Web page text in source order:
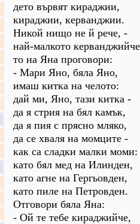
дето вървят кираджии,
кираджии, керванджии.
Никой нищо не й рече, -
най-малкото керванджийче
то на Яна проговори:
- Мари Яно, бяла Яно,
имаш китка на челото:
дай ми, Яно, тази китка -
да я стрия на бял камък,
да я пия с прясно мляко,
да се хваля на момците -
как са сладки малки моми:
като бял мед на Илинден,
като агне на Гергьовден,
като пиле на Петровден.
Отговори бяла Яна:
- Ой те тебе кираджийче,